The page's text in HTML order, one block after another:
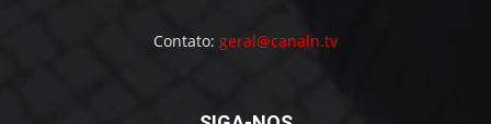
Contato: geral@canaln.tv